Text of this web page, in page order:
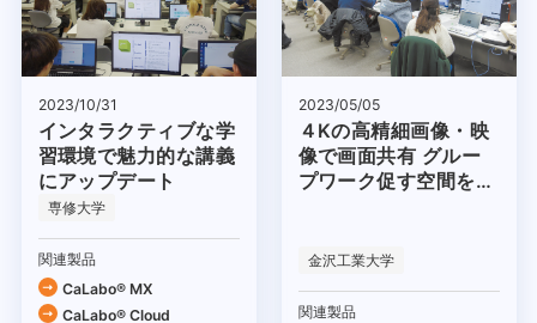
2023/10/31
インタラクティブな学
習環境で魅力的な講義
にアップデート
専修大学
関連製品
CaLabo® MX
CaLabo®︎ Cloud
2023/05/05
４Kの高精細画像・映
像で画面共有 グルー
プワーク促す空間を構
金沢工業大学
関連製品